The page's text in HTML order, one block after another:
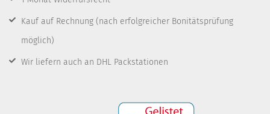
Kauf auf Rechnung (nach erfolgreicher Bonitätsprüfung
möglich)
Wir liefern auch an DHL Packstationen